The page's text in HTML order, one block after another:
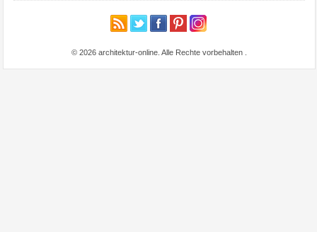
© 2026 architektur-online. Alle Rechte vorbehalten